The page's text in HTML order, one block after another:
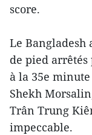
score.
Le Bangladesh
de pied arrêtés
à la 35e
Shekh
Trân Trung
impeccable.